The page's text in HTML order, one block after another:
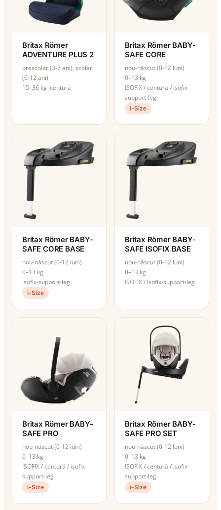
Britax Römer
ADVENTURE PLUS 2
preșcolar (3-7 ani), școlar
(6-12 ani)
15–36 kg centură
Britax Römer BABY-
SAFE CORE
nou-născut (0-12 luni)
0–13 kg
ISOFIX / centură / isofix-
support-leg
i-Size
Britax Römer BABY-
SAFE CORE BASE
nou-născut (0-12 luni)
0–13 kg
isofix-support-leg
i-Size
Britax Römer BABY-
SAFE ISOFIX BASE
nou-născut (0-12 luni)
0–13 kg
ISOFIX / isofix-support-leg
Britax Römer BABY-
SAFE PRO
nou-născut (0-12 luni)
0–13 kg
ISOFIX / centură / isofix-
support-leg
i-Size
Britax Römer BABY-
SAFE PRO SET
nou-născut (0-12 luni)
0–13 kg
ISOFIX / centură / isofix-
support-leg
i-Size